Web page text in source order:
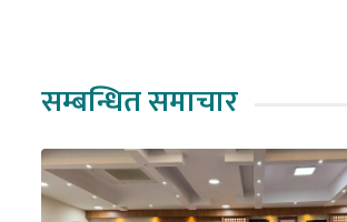
सम्बन्धित समाचार